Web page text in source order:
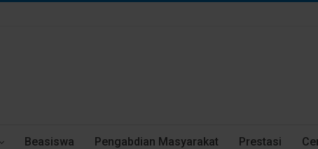
Beasiswa Pengabdian Masyarakat Prestasi